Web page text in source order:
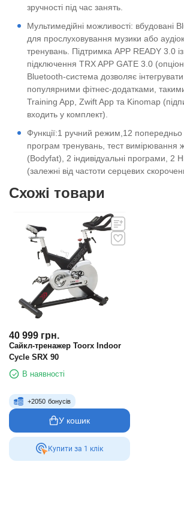
зручності під час занять.
Мультимедійні можливості: вбудовані
для прослуховування музики або
тренувань. Підтримка APP READY 3.0
підключення TRX APP GATE 3.0
Bluetooth-система дозволяє
популярними фітнес-додатками,
Training App, Zwift App та Kinomap
входить у комплект).
Функції:1 ручний режим,12 попередньо
програм тренувань, тест вимірювання
(Bodyfat), 2 індивідуальні програми, 2
(залежні від частоти серцевих
Схожі товари
40 999 грн.
Сайкл-тренажер Toorx Indoor
Cycle SRX 90
В наявності
+2050 бонусів
У кошик
Купити за 1 клiк